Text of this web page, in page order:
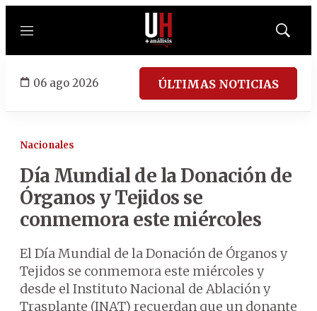
Menú
Mostrar
06 ago 2026 ÚLTIMAS NOTICIAS
Nacionales
Día Mundial de la Donación de
Órganos y Tejidos se
conmemora este miércoles
El Día Mundial de la Donación de Órganos y
Tejidos se conmemora este miércoles y
desde el Instituto Nacional de Ablación y
Trasplante (INAT) recuerdan que un donante